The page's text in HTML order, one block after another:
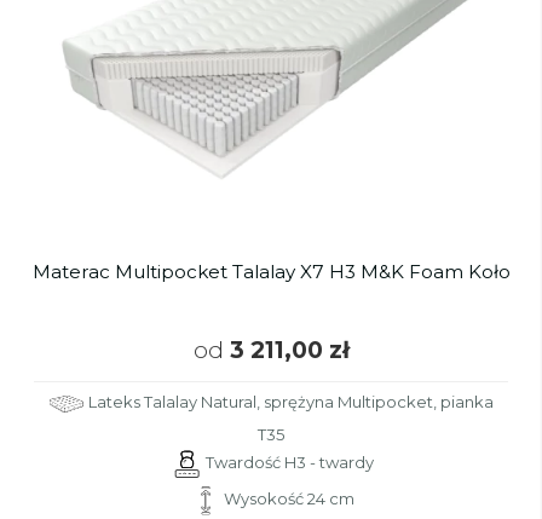
Materac Multipocket Talalay X7 H3 M&K Foam Koło
od 3 211,00 zł
Lateks Talalay Natural, sprężyna Multipocket, pianka
T35
Twardość H3 - twardy
Wysokość 24 cm